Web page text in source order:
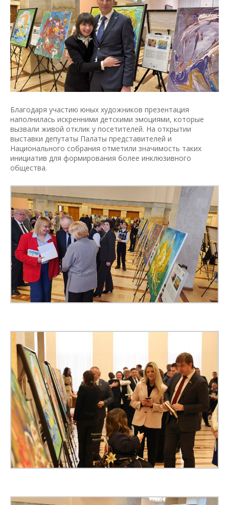
Благодаря участию юных художников презентация
наполнилась искренними детскими эмоциями, которые
вызвали живой отклик у посетителей. На открытии
выставки депутаты Палаты представителей и
Национального собрания отметили значимость таких
инициатив для формирования более инклюзивного
общества.